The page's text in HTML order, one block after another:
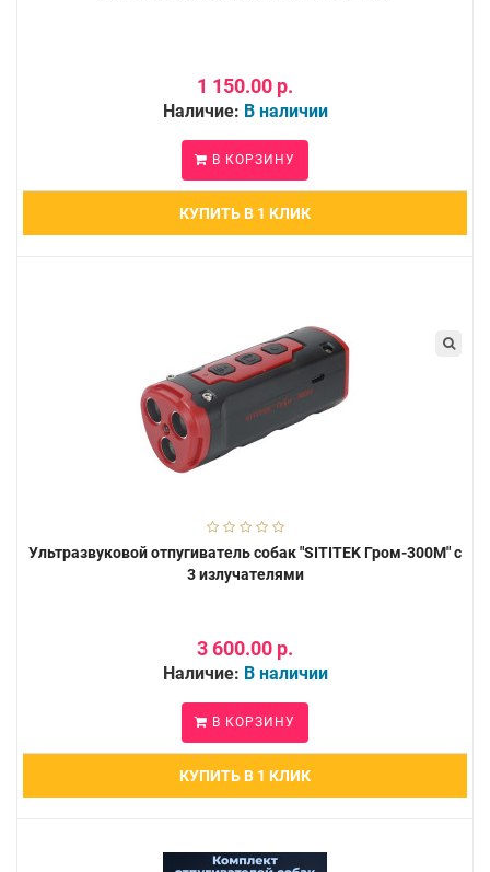
1 150.00 р.
Наличие: В наличии
В КОРЗИНУ
КУПИТЬ В 1 КЛИК
Ультразвуковой отпугиватель собак "SITITEK Гром-300М" с
3 излучателями
3 600.00 р.
Наличие: В наличии
В КОРЗИНУ
КУПИТЬ В 1 КЛИК